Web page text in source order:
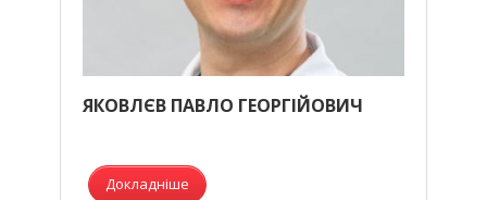
ЯКОВЛЄВ ПАВЛО ГЕОРГІЙОВИЧ
Докладніше